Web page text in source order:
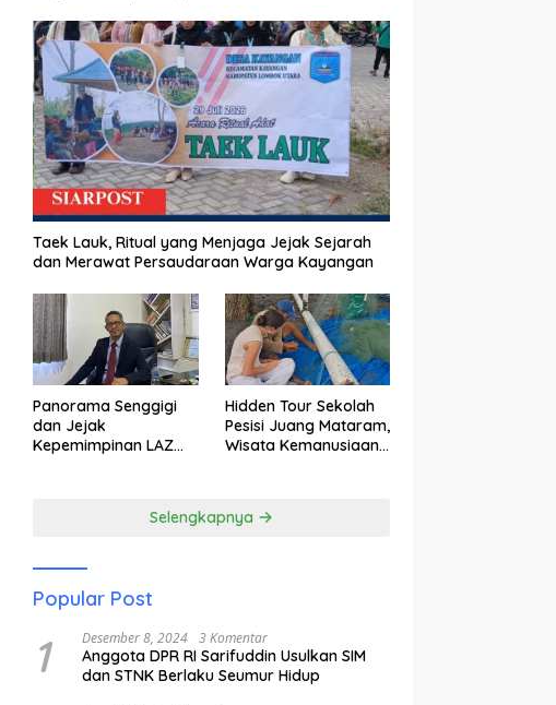
Taek Lauk, Ritual yang Menjaga Jejak Sejarah
dan Merawat Persaudaraan Warga Kayangan
Panorama Senggigi
dan Jejak
Kepemimpinan LAZ
Hidden Tour Sekolah
Pesisi Juang Mataram,
Wisata Kemanusiaan
Selengkapnya
Popular Post
1 Desember 8, 2024 3 Komentar
Anggota DPR RI Sarifuddin Usulkan SIM
dan STNK Berlaku Seumur Hidup